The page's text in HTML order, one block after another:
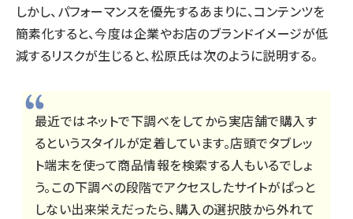
しかし、パフォーマンスを優先するあまりに、コンテンツを
簡素化すると、今度は企業やお店のブランドイメージが低
減するリスクが生じると、松原氏は次のように説明する。
最近ではネットで下調べをしてから実店舗で購入す
るというスタイルが定着しています。店頭でタブレッ
ト端末を使って商品情報を検索する人もいるでしょ
う。この下調べの段階でアクセスしたサイトがぱっと
しない出来栄えだったら、購入の選択肢から外れて